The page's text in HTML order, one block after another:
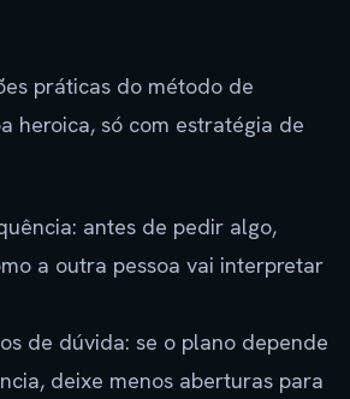
práticas do método de
heroica, só com estratégia de
antes de pedir algo,
a outra pessoa vai interpretar
de dúvida: se o plano depende
deixe menos aberturas para